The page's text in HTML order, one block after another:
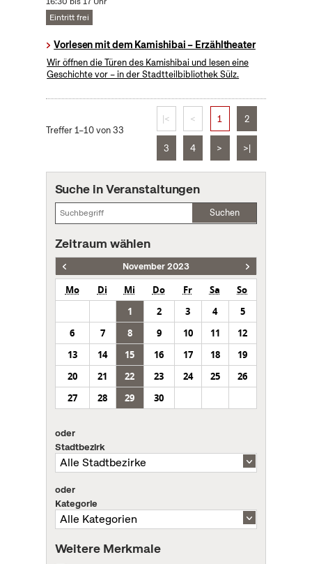
Eintritt frei
Vorlesen mit dem Kamishibai – Erzähltheater
Wir öffnen die Türen des Kamishibai und lesen eine
Geschichte vor – in der Stadtteilbibliothek Sülz.
Treffer 1–10 von 33
|< < 1 2
3 4 > >|
Suche in Veranstaltungen
Suchen
Zeitraum wählen
November 2023
Mo Di Mi Do Fr Sa
So
1
2 3 4
5
6
7 8 9 10 11
12
13
14 15 16 17 18
19
20
21 22 23 24 25
26
27
28 29 30
oder
Stadtbezirk
oder
Kategorie
Weitere Merkmale